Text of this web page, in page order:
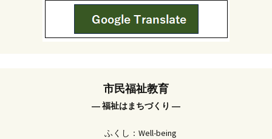
市民福祉教育
― 福祉はまちづくり ―
ふくし：Well-being